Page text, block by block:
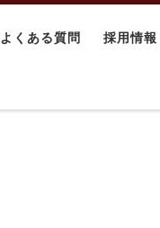
よくある質問 採用情報